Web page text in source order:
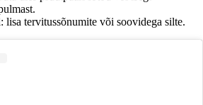
: lisa tervitussõnumite või soovidega silte.